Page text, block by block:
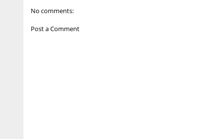
No comments:
Post a Comment